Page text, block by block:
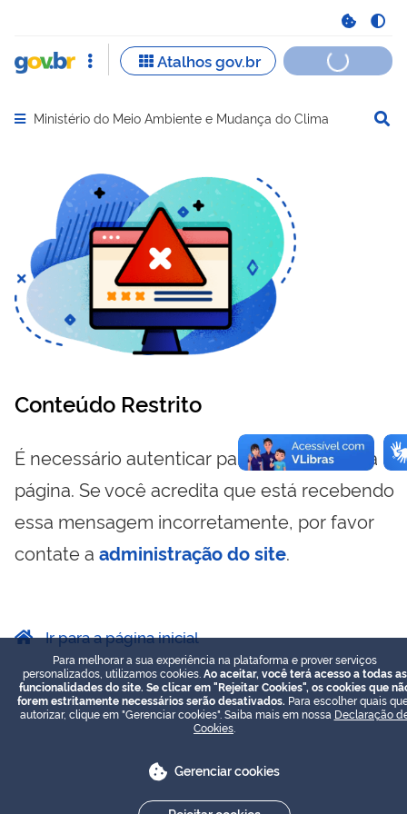
Abrir menu principal de navegação
Ministério do Meio Ambiente e Mudança do Clima
Conteúdo Restrito
É necessário autenticar para visualizar essa
página. Se você acredita que está recebendo
essa mensagem incorretamente, por favor
contate a administração do site.
Ir para a página inicial
Para melhorar a sua experiência na plataforma e prover serviços
personalizados, utilizamos cookies. Ao aceitar, você terá acesso a todas as
funcionalidades do site. Se clicar em "Rejeitar Cookies", os cookies que
forem estritamente necessários serão desativados. Para escolher quais
autorizar, clique em "Gerenciar cookies". Saiba mais em nossa Declaração
Cookies
Gerenciar cookies